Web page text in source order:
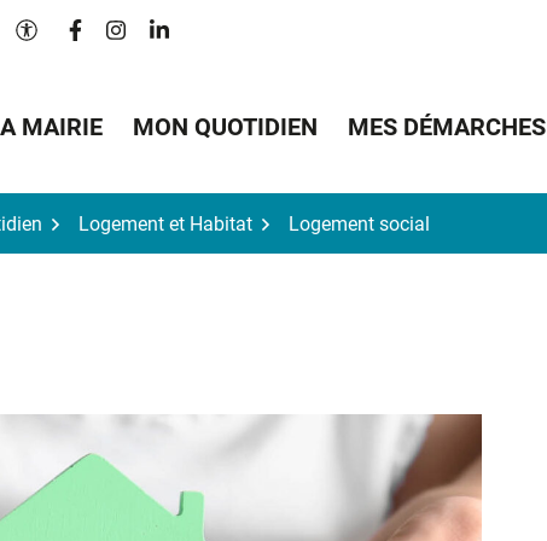
Paramètres d'accessibilité
Lien vers le compte Facebook
Lien vers le compte Instagram
Lien vers le compte Linkedin
MAIRIE MON QUOTIDIEN MES DÉMARCHES
Logement et Habitat Logement social